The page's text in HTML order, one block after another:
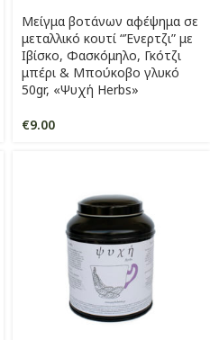
Μείγμα βοτάνων αφέψημα σε
μεταλλικό κουτί “Ένερτζι” με
Ιβίσκο, Φασκόμηλο, Γκότζι
μπέρι & Μπούκοβο γλυκό
50gr, «Ψυχή Herbs»
€9.00